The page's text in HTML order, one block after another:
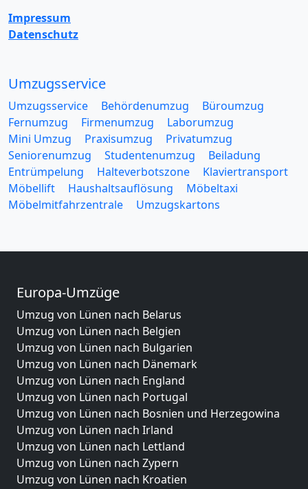
Impressum
Datenschutz
Umzugsservice
Umzugsservice Behördenumzug
Büroumzug
Fernumzug
Firmenumzug
Laborumzug
Mini Umzug
Praxisumzug
Privatumzug
Seniorenumzug
Studentenumzug
Beiladung
Entrümpelung
Halteverbotszone
Klaviertransport
Möbellift
Haushaltsauflösung
Möbeltaxi
Möbelmitfahrzentrale
Umzugskartons
Europa-Umzüge
Umzug von Lünen nach Belarus
Umzug von Lünen nach Belgien
Umzug von Lünen nach Bulgarien
Umzug von Lünen nach Dänemark
Umzug von Lünen nach England
Umzug von Lünen nach Portugal
Umzug von Lünen nach Bosnien und Herzegowina
Umzug von Lünen nach Irland
Umzug von Lünen nach Lettland
Umzug von Lünen nach Zypern
Umzug von Lünen nach Kroatien